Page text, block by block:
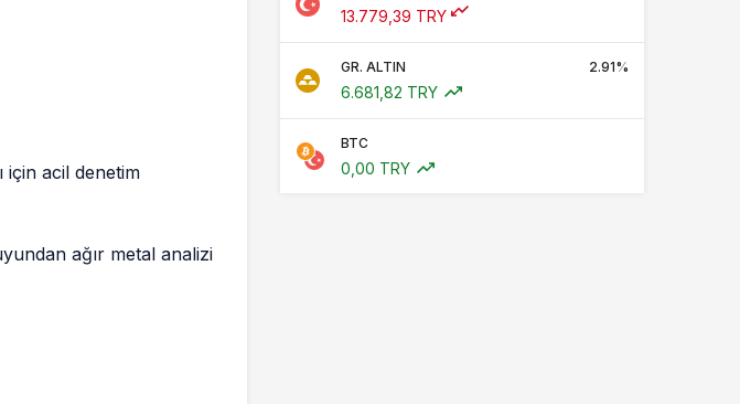
için acil denetim
ağır metal analizi
13.779,39 TRY
GR. ALTIN 2.91%
6.681,82 TRY
BTC
0,00 TRY